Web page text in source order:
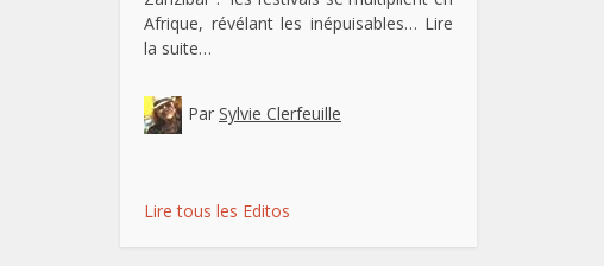
Afrique, révélant les inépuisables… Lire
la suite…
Par Sylvie Clerfeuille
Lire tous les Editos